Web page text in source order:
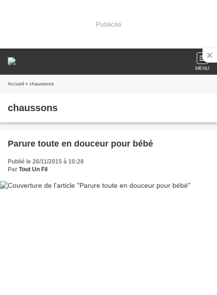
Publicité
MENU
Accueil » chaussons
chaussons
Parure toute en douceur pour bébé
Publié le 26/11/2015 à 10:28
Par Tout Un Fil